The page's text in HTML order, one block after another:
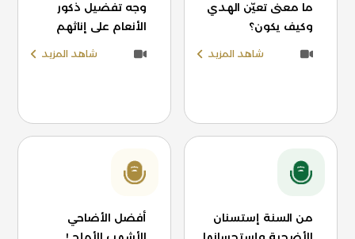
ما معنى تعيّن الهدي
وكيف يكون؟
شاهد المزيد
وجه تفضيل ذكور
الأنعام على إناثهم
شاهد المزيد
من السنة إستسنان
أفضل الأضاحي